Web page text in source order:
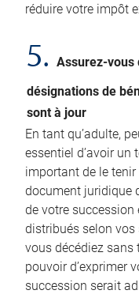
réduire votre impôt
5. Assurez-vous
désignations de
sont à jour
En tant qu’adulte,
essentiel d’avoir
important de le
document juridique
de votre succession
distribués selon vos
vous décédiez sans
pouvoir d’exprimer
succession serait